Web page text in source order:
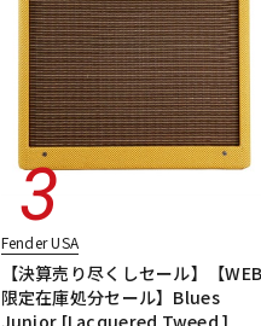
Fender USA
【決算売り尽くしセール】【WEB
限定在庫処分セール】Blues